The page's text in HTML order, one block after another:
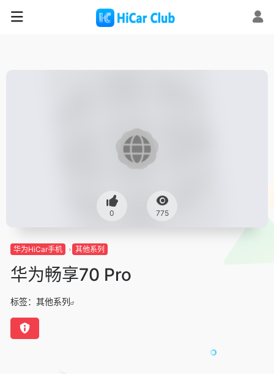
0 775
华为HiCar手机 其他系列
华为畅享70 Pro
标签： 其他系列